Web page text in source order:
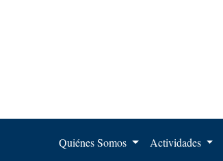
Quiénes Somos Actividades